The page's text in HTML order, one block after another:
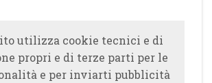
utilizza cookie tecnici e di
propri e di terze parti per le
e per inviarti pubblicità